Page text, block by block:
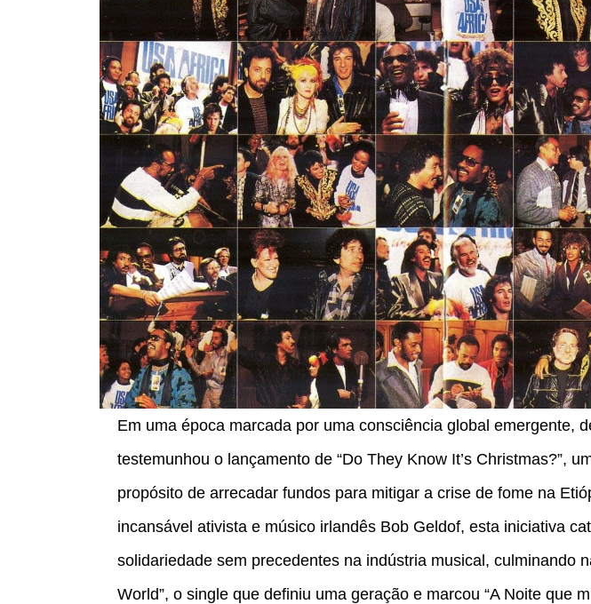
Em uma época marcada por uma consciência global emergente,
testemunhou o lançamento de “Do They Know It’s Christmas?”,
propósito de arrecadar fundos para mitigar a crise de fome na
incansável ativista e músico irlandês Bob Geldof, esta iniciativa
solidariedade sem precedentes na indústria musical, culminando
World”, o single que definiu uma geração e marcou “A Noite que